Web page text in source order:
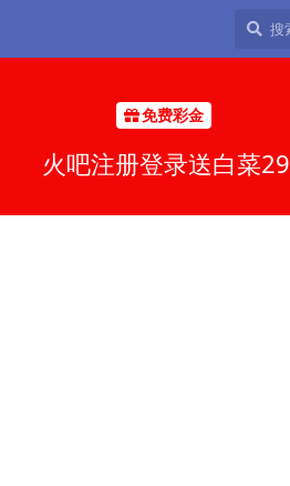
免费彩金
火吧注册登录送白菜29